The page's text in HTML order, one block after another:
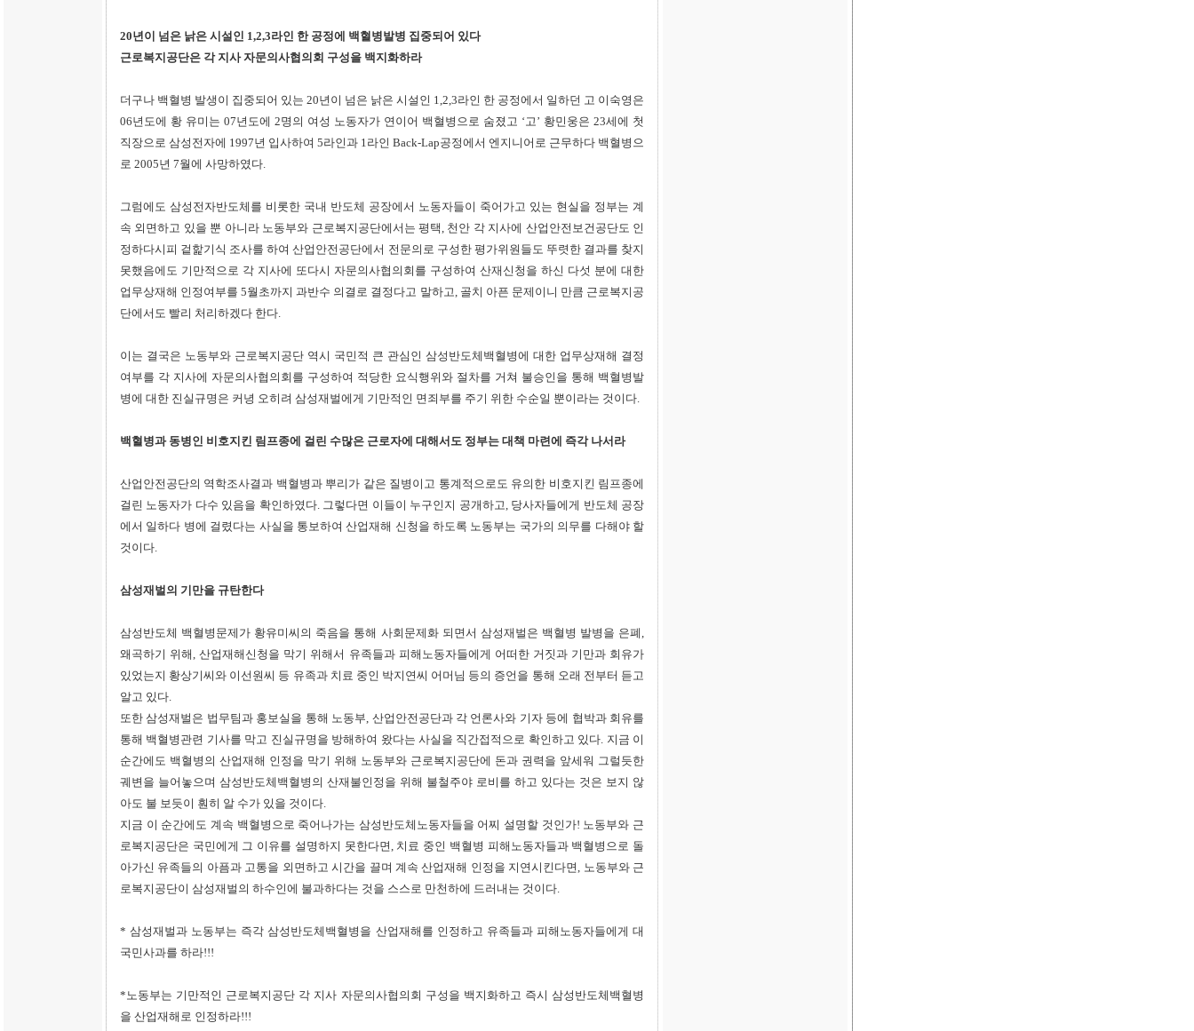
20년이 넘은 낡은 시설인 1,2,3라인 한 공정에 백혈병발병 집중되어 있다
근로복지공단은 각 지사 자문의사협의회 구성을 백지화하라
더구나 백혈병 발생이 집중되어 있는 20년이 넘은 낡은 시설인 1,2,3라인 한 공정에서 일하던 고 이숙영은
06년도에 황 유미는 07년도에 2명의 여성 노동자가 연이어 백혈병으로 숨졌고 ‘고’ 황민웅은 23세에 첫
직장으로 삼성전자에 1997년 입사하여 5라인과 1라인 Back-Lap공정에서 엔지니어로 근무하다 백혈병으
로 2005년 7월에 사망하였다.
그럼에도 삼성전자반도체를 비롯한 국내 반도체 공장에서 노동자들이 죽어가고 있는 현실을 정부는 계
속 외면하고 있을 뿐 아니라 노동부와 근로복지공단에서는 평택, 천안 각 지사에 산업안전보건공단도 인
정하다시피 겉핥기식 조사를 하여 산업안전공단에서 전문의로 구성한 평가위원들도 뚜렷한 결과를 찾지
못했음에도 기만적으로 각 지사에 또다시 자문의사협의회를 구성하여 산재신청을 하신 다섯 분에 대한
업무상재해 인정여부를 5월초까지 과반수 의결로 결정다고 말하고, 골치 아픈 문제이니 만큼 근로복지공
단에서도 빨리 처리하겠다 한다.
이는 결국은 노동부와 근로복지공단 역시 국민적 큰 관심인 삼성반도체백혈병에 대한 업무상재해 결정
여부를 각 지사에 자문의사협의회를 구성하여 적당한 요식행위와 절차를 거쳐 불승인을 통해 백혈병발
병에 대한 진실규명은 커녕 오히려 삼성재벌에게 기만적인 면죄부를 주기 위한 수순일 뿐이라는 것이다.
백혈병과 동병인 비호지킨 림프종에 걸린 수많은 근로자에 대해서도 정부는 대책 마련에 즉각 나서라
산업안전공단의 역학조사결과 백혈병과 뿌리가 같은 질병이고 통계적으로도 유의한 비호지킨 림프종에
걸린 노동자가 다수 있음을 확인하였다. 그렇다면 이들이 누구인지 공개하고, 당사자들에게 반도체 공장
에서 일하다 병에 걸렸다는 사실을 통보하여 산업재해 신청을 하도록 노동부는 국가의 의무를 다해야 할
것이다.
삼성재벌의 기만을 규탄한다
삼성반도체 백혈병문제가 황유미씨의 죽음을 통해 사회문제화 되면서 삼성재벌은 백혈병 발병을 은폐,
왜곡하기 위해, 산업재해신청을 막기 위해서 유족들과 피해노동자들에게 어떠한 거짓과 기만과 회유가
있었는지 황상기씨와 이선원씨 등 유족과 치료 중인 박지연씨 어머님 등의 증언을 통해 오래 전부터 듣고
알고 있다.
또한 삼성재벌은 법무팀과 홍보실을 통해 노동부, 산업안전공단과 각 언론사와 기자 등에 협박과 회유를
통해 백혈병관련 기사를 막고 진실규명을 방해하여 왔다는 사실을 직간접적으로 확인하고 있다. 지금 이
순간에도 백혈병의 산업재해 인정을 막기 위해 노동부와 근로복지공단에 돈과 권력을 앞세워 그럴듯한
궤변을 늘어놓으며 삼성반도체백혈병의 산재불인정을 위해 불철주야 로비를 하고 있다는 것은 보지 않
아도 불 보듯이 훤히 알 수가 있을 것이다.
지금 이 순간에도 계속 백혈병으로 죽어나가는 삼성반도체노동자들을 어찌 설명할 것인가! 노동부와 근
로복지공단은 국민에게 그 이유를 설명하지 못한다면, 치료 중인 백혈병 피해노동자들과 백혈병으로 돌
아가신 유족들의 아픔과 고통을 외면하고 시간을 끌며 계속 산업재해 인정을 지연시킨다면, 노동부와 근
로복지공단이 삼성재벌의 하수인에 불과하다는 것을 스스로 만천하에 드러내는 것이다.
* 삼성재벌과 노동부는 즉각 삼성반도체백혈병을 산업재해를 인정하고 유족들과 피해노동자들에게 대
국민사과를 하라!!!
*노동부는 기만적인 근로복지공단 각 지사 자문의사협의회 구성을 백지화하고 즉시 삼성반도체백혈병
을 산업재해로 인정하라!!!